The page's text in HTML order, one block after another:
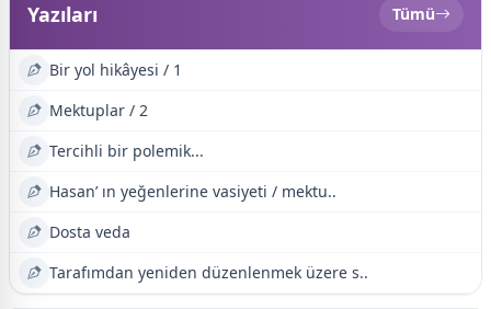
Yazıları Tümü
Bir yol hikâyesi / 1
Mektuplar / 2
Tercihli bir polemik...
Hasan’ ın yeğenlerine vasiyeti / mektu..
Dosta veda
Tarafımdan yeniden düzenlenmek üzere s..